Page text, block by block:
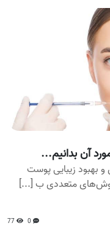
آن بدانیم...
و بهبود زیبایی پوست
روش‌های متعددی ب [...]
0
77